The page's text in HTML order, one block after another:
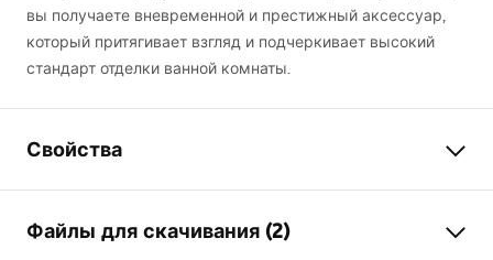
вы получаете вневременной и престижный аксессуар,
который притягивает взгляд и подчеркивает высокий
стандарт отделки ванной комнаты.
Свойства
Способ монтажа
Настенный
Файлы для скачивания (2)